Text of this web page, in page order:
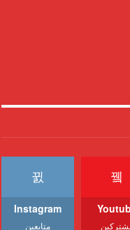
Instagram
متابعين